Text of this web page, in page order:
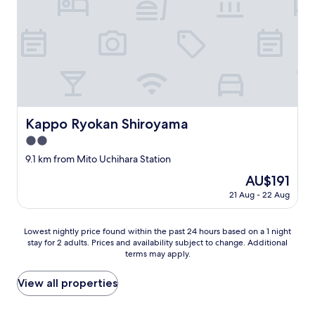
で
す
。
"
Kappo Ryokan Shiroyama
Kappo Ryokan Shiroyama
2.0
star
9.1 km from Mito Uchihara Station
The
price
is
AU$191
21 Aug - 22 Aug
Lowest
nightly
found
within
the
Lowest nightly price found within the past 24 hours based on a 1 night
stay for 2 adults. Prices and availability subject to change. Additional
terms may apply.
View all properties